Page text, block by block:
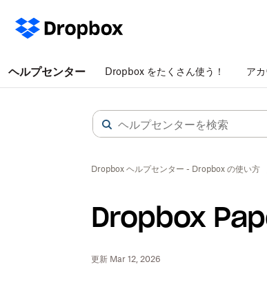
ヘルプセンター Dropbox をたくさん使う！ ア
Dropbox ヘルプセンター - Dropbox の使い方
Dropbox
更新 Mar 12, 2026